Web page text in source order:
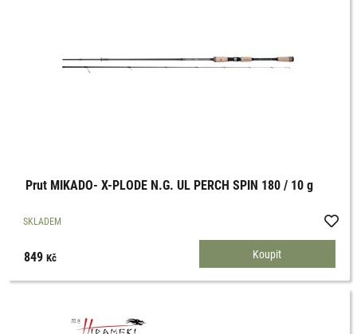
Prut MIKADO- X-PLODE N.G. UL PERCH SPIN 180 / 10 g
SKLADEM
849Kč